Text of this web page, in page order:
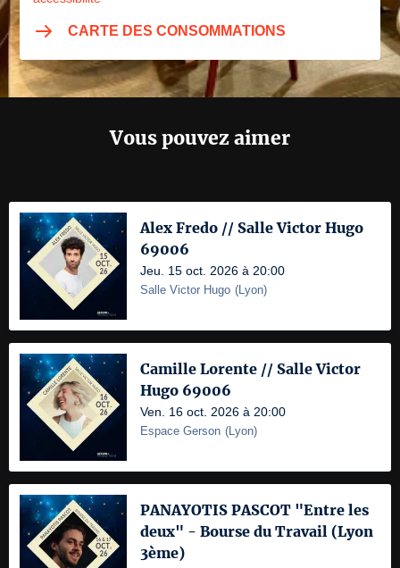
Vous pouvez aimer
Alex Fredo // Salle Victor Hugo
69006
Jeu. 15 oct. 2026 à 20:00
Salle Victor Hugo (Lyon)
Camille Lorente // Salle Victor
Hugo 69006
Ven. 16 oct. 2026 à 20:00
Espace Gerson (Lyon)
PANAYOTIS PASCOT "Entre les
deux" - Bourse du Travail (Lyon
3ème)
CARTE DES CONSOMMATIONS